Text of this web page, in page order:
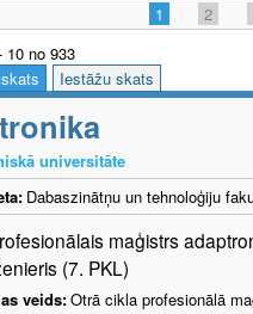
1 2
10 no 933
Iestāžu skats
universitāte
Dabaszinātņu un tehnoloģiju
maģistrs
(7. PKL)
veids:Otrā cikla profesionālā